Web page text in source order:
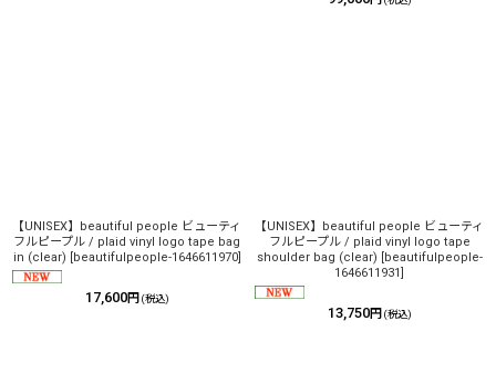
【UNISEX】beautiful people ビューティ
フルピープル / plaid vinyl logo tape bag
in (clear) [beautifulpeople-1646611970]
17,600円 (税込)
【UNISEX】beautiful people ビューティ
フルピープル / plaid vinyl logo tape
shoulder bag (clear) [beautifulpeople-
1646611931]
13,750円 (税込)